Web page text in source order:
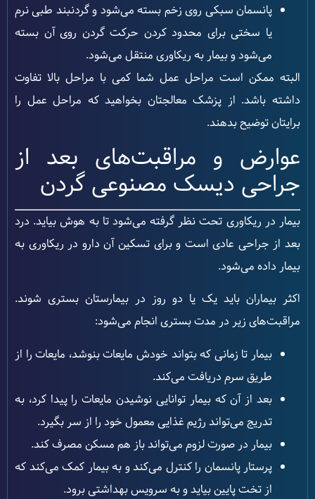
پانسمان سبکی روی زخم بسته می‌شود و گردنبند طبی نرم
یا سختی برای محدود کردن حرکت گردن روی آن بسته
می‌شود و بیمار به ریکاوری منتقل می‌شود.
البته ممکن است مراحل عمل شما کمی با مراحل بالا تفاوت
داشته باشد. از پزشک معالجتان بخواهید که مراحل عمل را
برایتان توضیح بدهند.
عوارض و مراقبت‌های بعد از
جراحی دیسک مصنوعی گردن
بیمار در ریکاوری تحت نظر گرفته می‌شود تا به هوش بیاید. درد
بعد از جراحی عادی است و برای تسکین آن دارو در ریکاوری به
بیمار داده می‌شود.
اکثر بیماران باید یک یا دو روز در بیمارستان بستری شوند.
مراقبت‌های زیر در مدت بستری انجام می‌شود:
بیمار تا زمانی که بتواند خودش مایعات بنوشد، مایعات را از
طریق سرم دریافت می‌کند.
بعد از آن که بیمار توانایی نوشیدن مایعات را پیدا کرد، به
تدریج می‌تواند رژیم غذایی معمول خود را از سر بگیرد.
بیمار در صورت لزوم می‌تواند باز هم مسکن مصرف کند.
پرستار پانسمان را کنترل می‌کند و به بیمار کمک می‌کند که
از تخت پایین بیاید و به سرویس بهداشتی برود.